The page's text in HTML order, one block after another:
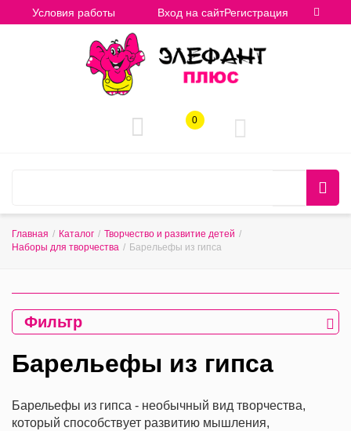
Условия работы Вход на сайтРегистрация
0
Главная / Каталог / Творчество и развитие детей /
Наборы для творчества / Барельефы из гипса
Фильтр
Барельефы из гипса
Барельефы из гипса - необычный вид творчества,
который способствует развитию мышления,